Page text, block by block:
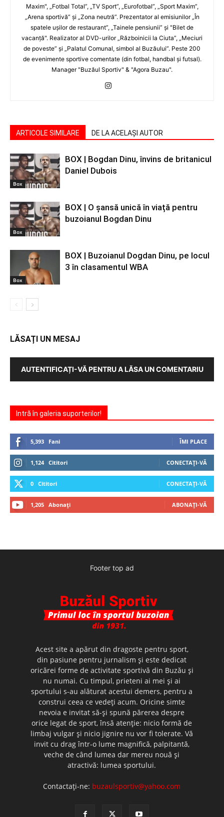
Maxim", „Fotbal Total”, „TV Sport”, „Eurofotbal”, „Sport Maxim”,
„Arena sportivă” şi „Zona neutră”. Prezentator al emisiunilor „În
spatele uşilor de restaurant”, „Tainele pensiunii” şi "Bilet de
vacanţă". Realizator al DVD-urilor „Războinicii la Ciuta”, „Meciuri
de poveste” şi „Palatul Comunal, simbol al Buzăului”. Peste 200
de evenimente sportive comentate (din fotbal, handbal şi futsal).
Manager "Buzăul Sportiv" & "Agora Buzau".
ARTICOLE SIMILARE DE LA ACELAȘI AUTOR
Box
BOX | Bogdan Dinu, învins de britanicul
Daniel Dubois
Box
BOX | O șansă unică în viață pentru
buzoianul Bogdan Dinu
Box
BOX | Buzoianul Dogdan Dinu, pe locul
3 în clasamentul WBA
LĂSAȚI UN MESAJ
AUTENTIFICAȚI-VĂ PENTRU A LĂSA UN COMENTARIU
Intră în galeria suporterilor!
5,393 Fani ÎMI PLACE
1,124 Cititori CONECTAȚI-VĂ
0 Cititori CONECTAȚI-VĂ
1,205 Abonați ABONAȚI-VĂ
Footer top ad
Acest site a apărut din dragoste pentru sport,
din pasiune pentru jurnalism şi este dedicat
oricărei forme de activitate sportivă din Buzău şi
nu numai. Cu timpul, prieteni ai mei şi ai
sportului s-au alăturat acestui demers, pentru a
construi ceea ce vedeţi acum. Oricine simte
nevoia e invitat să-şi spună părerea despre
orice legat de sport, însă atenţie: nicio formă de
limbaj vulgar şi nicio jignire nu vor fi tolerate. Vă
invit cu drag într-o lume magnifică, palpitantă,
veche de când lumea dar mereu nouă şi
atractivă: lumea sportului.
Contactați-ne: buzaulsportiv@yahoo.com